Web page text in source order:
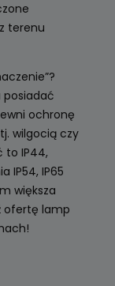
terenu
posiadać
ochronę
wilgocią czy
to IP44,
IP54, IP65
większa
ofertę lamp